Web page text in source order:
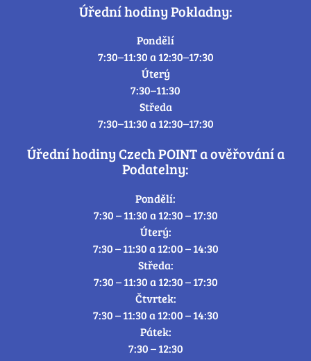
Úřední hodiny Pokladny:
Pondělí
7:30–11:30 a 12:30–17:30
Úterý
7:30–11:30
Středa
7:30–11:30 a 12:30–17:30
Úřední hodiny Czech POINT a ověřování a
Podatelny:
Pondělí:
7:30 – 11:30 a 12:30 – 17:30
Úterý:
7:30 – 11:30 a 12:00 – 14:30
Středa:
7:30 – 11:30 a 12:30 – 17:30
Čtvrtek:
7:30 – 11:30 a 12:00 – 14:30
Pátek:
7:30 – 12:30